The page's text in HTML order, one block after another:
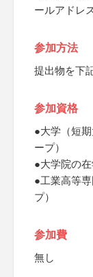
ールアドレ
参加方法
提出物を下
参加資格
●大学（短
ープ）
●大学院の
●工業高等
プ）
参加費
無し